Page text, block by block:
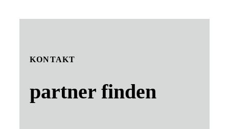
KONTAKT
partner finden